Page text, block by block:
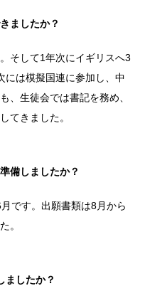
ましたか？
そして1年次にイギリスへ3
には模擬国連に参加し、中
、生徒会では書記を務め、
てきました。
備しましたか？
です。出願書類は8月から
。
ましたか？